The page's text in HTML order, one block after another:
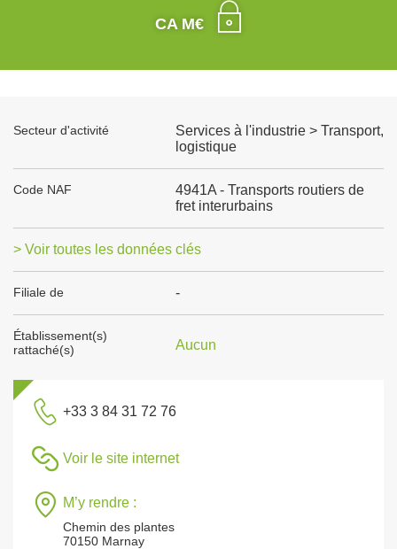
CA M€
Secteur d'activité
Services à l'industrie > Transport,
logistique
Code NAF
4941A - Transports routiers de
fret interurbains
> Voir toutes les données clés
Filiale de -
Établissement(s)
rattaché(s)
Aucun
+33 3 84 31 72 76
Voir le site internet
M’y rendre :
Chemin des plantes
70150 Marnay